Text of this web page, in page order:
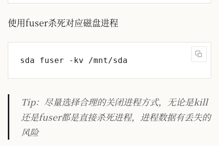
使用fuser杀死对应磁盘进程
Tip：尽量选择合理的关闭进程方式，无论是kill
还是fuser都是直接杀死进程，进程数据有丢失的
风险